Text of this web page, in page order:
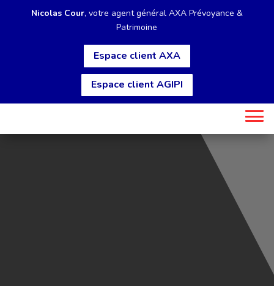
Nicolas Cour, votre agent général AXA Prévoyance &
Patrimoine
Espace client AXA
Espace client AGIPI